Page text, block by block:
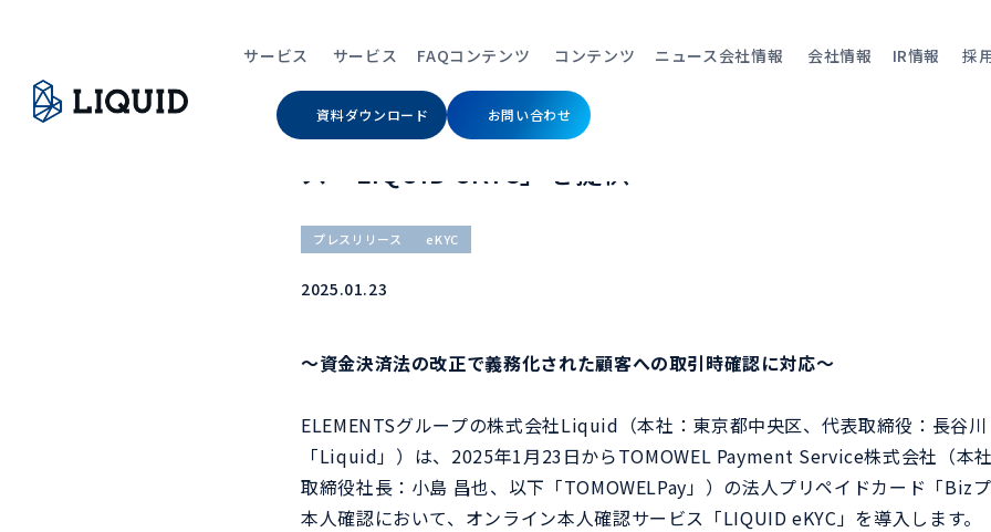
サービス サービス FAQコンテンツ コンテンツ ニュース会社情報 会社情報 IR情報 採
資料ダウンロード お問い合わせ
Auth（当人認証）
デジタルIDウォレット（管理システ
ム）
リキッドイーケーワイシー
ネット上での契約やアカウント
身元確認がオンラインで完結。
かを
Who We are 代表
法人プリペイドカード「BizプリカPLUS」にオンライ
ス「LIQUID eKYC」を提供
プレスリリース eKYC
2025.01.23
～資金決済法の改正で義務化された顧客への取引時確認に対応～
ELEMENTSグループの株式会社Liquid（本社：東京都中央区、代表取締役：長谷
「Liquid」）は、2025年1月23日からTOMOWEL Payment Service株式会社（本
取締役社長：小島 昌也、以下「TOMOWELPay」）の法人プリペイドカード「Biz
本人確認において、オンライン本人確認サービス「LIQUID eKYC」を導入します。